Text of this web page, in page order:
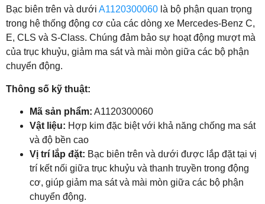
Bạc biên trên và dưới A1120300060 là bộ phận quan trọng
trong hệ thống động cơ của các dòng xe Mercedes-Benz C,
E, CLS và S-Class. Chúng đảm bảo sự hoạt động mượt mà
của trục khuỷu, giảm ma sát và mài mòn giữa các bộ phận
chuyển động.
Thông số kỹ thuật:
Mã sản phẩm: A1120300060
Vật liệu: Hợp kim đặc biệt với khả năng chống ma sát
và độ bền cao
Vị trí lắp đặt: Bạc biên trên và dưới được lắp đặt tại vị
trí kết nối giữa trục khuỷu và thanh truyền trong động
cơ, giúp giảm ma sát và mài mòn giữa các bộ phận
chuyển động.